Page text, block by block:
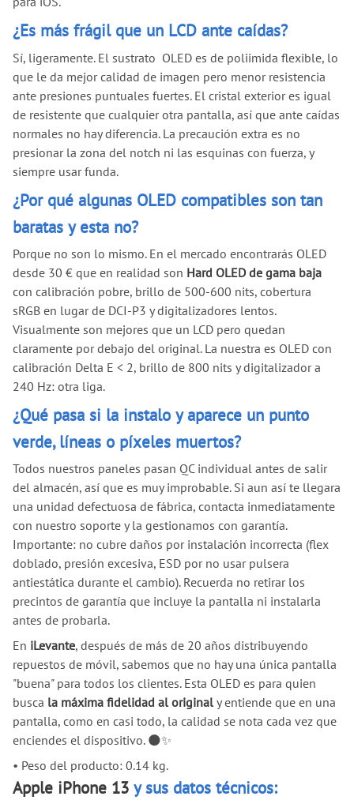
¿Es más frágil que un LCD ante caídas?
Sí, ligeramente. El sustrato OLED es de poliimida flexible, lo
que le da mejor calidad de imagen pero menor resistencia
ante presiones puntuales fuertes. El cristal exterior es igual
de resistente que cualquier otra pantalla, así que ante caídas
normales no hay diferencia. La precaución extra es no
presionar la zona del notch ni las esquinas con fuerza, y
siempre usar funda.
¿Por qué algunas OLED compatibles son tan
baratas y esta no?
Porque no son lo mismo. En el mercado encontrarás OLED
desde 30 € que en realidad son Hard OLED de gama baja
con calibración pobre, brillo de 500-600 nits, cobertura
sRGB en lugar de DCI-P3 y digitalizadores lentos.
Visualmente son mejores que un LCD pero quedan
claramente por debajo del original. La nuestra es OLED con
calibración Delta E < 2, brillo de 800 nits y digitalizador a
240 Hz: otra liga.
¿Qué pasa si la instalo y aparece un punto
verde, líneas o píxeles muertos?
Todos nuestros paneles pasan QC individual antes de salir
del almacén, así que es muy improbable. Si aun así te llegara
una unidad defectuosa de fábrica, contacta inmediatamente
con nuestro soporte y la gestionamos con garantía.
Importante: no cubre daños por instalación incorrecta (flex
doblado, presión excesiva, ESD por no usar pulsera
antiestática durante el cambio). Recuerda no retirar los
precintos de garantía que incluye la pantalla ni instalarla
antes de probarla.
En iLevante, después de más de 20 años distribuyendo
repuestos de móvil, sabemos que no hay una única pantalla
"buena" para todos los clientes. Esta OLED es para quien
busca la máxima fidelidad al original y entiende que en una
pantalla, como en casi todo, la calidad se nota cada vez que
enciendes el dispositivo. 🌑✨
• Peso del producto: 0.14 kg.
Apple iPhone 13 y sus datos técnicos: